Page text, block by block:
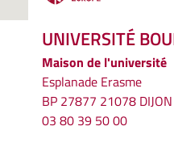
UNIVERSITÉ
Maison de l'université
Esplanade Erasme
BP 27877 21078 DIJON
03 80 39 50 00